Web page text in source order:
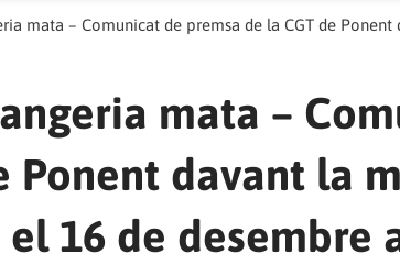
mata – Comunicat de premsa de la CGT de
mata –
Ponent davant la
el 16 de desembre